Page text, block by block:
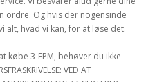
ordre. Og hvis der nogensinde
hvad vi kan, for at løse det.
købe 3-FPM, behøver du ikke
VED AT